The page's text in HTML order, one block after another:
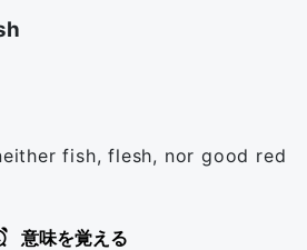
fish, flesh, nor good red
意味を覚える